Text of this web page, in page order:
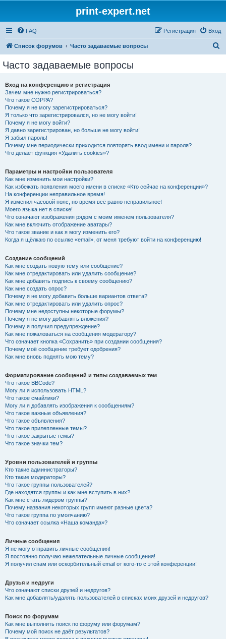
print-expert.net
FAQ Вход
Регистрация
Список форумов Часто задаваемые вопросы
Часто задаваемые вопросы
Вход на конференцию и регистрация
Зачем мне нужно регистрироваться?
Что такое COPPA?
Почему я не могу зарегистрироваться?
Я только что зарегистрировался, но не могу войти!
Почему я не могу войти?
Я давно зарегистрирован, но больше не могу войти!
Я забыл пароль!
Почему мне периодически приходится повторять ввод имени и пароля?
Что делает функция «Удалить cookies»?
Параметры и настройки пользователя
Как мне изменить мои настройки?
Как избежать появления моего имени в списке «Кто сейчас на конференции»?
На конференции неправильное время!
Я изменил часовой пояс, но время всё равно неправильное!
Моего языка нет в списке!
Что означают изображения рядом с моим именем пользователя?
Как мне включить отображение аватары?
Что такое звание и как я могу изменить его?
Когда я щёлкаю по ссылке «email», от меня требуют войти на конференцию!
Создание сообщений
Как мне создать новую тему или сообщение?
Как мне отредактировать или удалить сообщение?
Как мне добавить подпись к своему сообщению?
Как мне создать опрос?
Почему я не могу добавить больше вариантов ответа?
Как мне отредактировать или удалить опрос?
Почему мне недоступны некоторые форумы?
Почему я не могу добавлять вложения?
Почему я получил предупреждение?
Как мне пожаловаться на сообщения модератору?
Что означает кнопка «Сохранить» при создании сообщения?
Почему моё сообщение требует одобрения?
Как мне вновь поднять мою тему?
Форматирование сообщений и типы создаваемых тем
Что такое BBCode?
Могу ли я использовать HTML?
Что такое смайлики?
Могу ли я добавлять изображения к сообщениям?
Что такое важные объявления?
Что такое объявления?
Что такое прилепленные темы?
Что такое закрытые темы?
Что такое значки тем?
Уровни пользователей и группы
Кто такие администраторы?
Кто такие модераторы?
Что такое группы пользователей?
Где находятся группы и как мне вступить в них?
Как мне стать лидером группы?
Почему названия некоторых групп имеют разные цвета?
Что такое группа по умолчанию?
Что означает ссылка «Наша команда»?
Личные сообщения
Я не могу отправить личные сообщения!
Я постоянно получаю нежелательные личные сообщения!
Я получил спам или оскорбительный email от кого-то с этой конференции!
Друзья и недруги
Что означают списки друзей и недругов?
Как мне добавлять/удалять пользователей в списках моих друзей и недругов?
Поиск по форумам
Как мне выполнить поиск по форуму или форумам?
Почему мой поиск не даёт результатов?